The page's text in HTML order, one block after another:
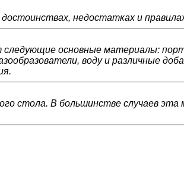
недостатках и
следующие основные материалы:
воду и различные
стола. В большинстве случаев эта